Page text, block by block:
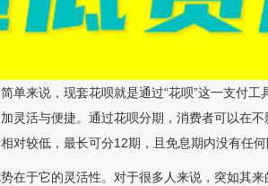
单来说，现套花呗就是通过“花呗”这一支付
灵活与便捷。通过花呗分期，消费者可以在
对较低，最长可分12期，且免息期内没有任
在于它的灵活性。对于很多人来说，突如其